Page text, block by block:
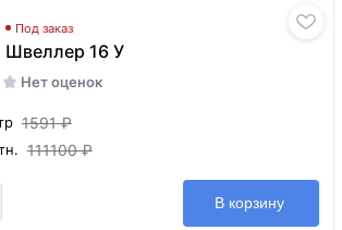
Под заказ
Швеллер 16 У
Нет оценок
1591 ₽
111100 ₽
В корзину